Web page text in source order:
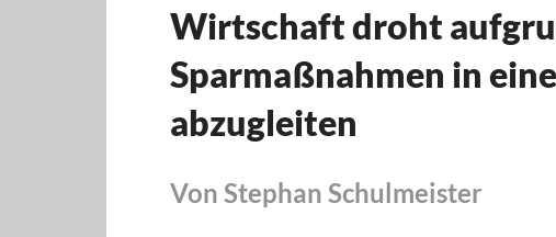
Wirtschaft droht
Sparmaßnahmen in
abzugleiten
Von Stephan Schulmeister